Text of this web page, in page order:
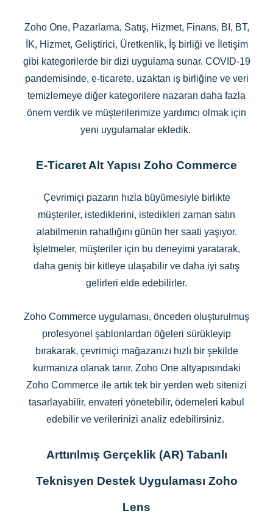
Zoho One, Pazarlama, Satış, Hizmet, Finans, BI, BT,
İK, Hizmet, Geliştirici, Üretkenlik, İş birliği ve İletişim
gibi kategorilerde bir dizi uygulama sunar. COVID-19
pandemisinde, e-ticarete, uzaktan iş birliğine ve veri
temizlemeye diğer kategorilere nazaran daha fazla
önem verdik ve müşterilerimize yardımcı olmak için
yeni uygulamalar ekledik.
E-Ticaret Alt Yapısı Zoho Commerce
Çevrimiçi pazarın hızla büyümesiyle birlikte
müşteriler, istediklerini, istedikleri zaman satın
alabilmenin rahatlığını günün her saati yaşıyor.
İşletmeler, müşteriler için bu deneyimi yaratarak,
daha geniş bir kitleye ulaşabilir ve daha iyi satış
gelirleri elde edebilirler.
Zoho Commerce uygulaması, önceden oluşturulmuş
profesyonel şablonlardan öğeleri sürükleyip
bırakarak, çevrimiçi mağazanızı hızlı bir şekilde
kurmanıza olanak tanır. Zoho One altyapısındaki
Zoho Commerce ile artık tek bir yerden web sitenizi
tasarlayabilir, envateri yönetebilir, ödemeleri kabul
edebilir ve verilerinizi analiz edebilirsiniz.
Arttırılmış Gerçeklik (AR) Tabanlı
Teknisyen Destek Uygulaması Zoho
Lens